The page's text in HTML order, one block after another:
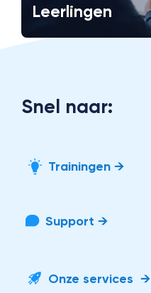
Leerlingen
Snel naar:
Trainingen →
Support →
Onze services →